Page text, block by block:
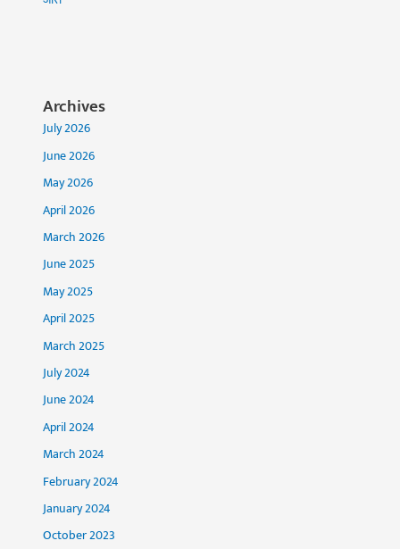
Archives
July 2026
June 2026
May 2026
April 2026
March 2026
June 2025
May 2025
April 2025
March 2025
July 2024
June 2024
April 2024
March 2024
February 2024
January 2024
October 2023